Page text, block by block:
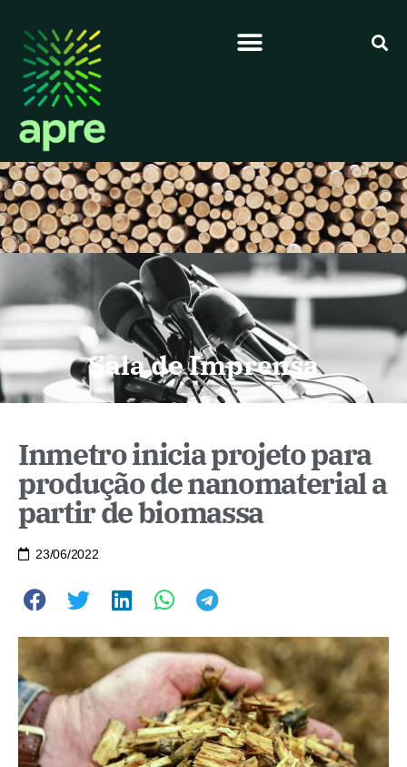
Sala de Imprensa
Inmetro inicia projeto para
produção de nanomaterial a
partir de biomassa
23/06/2022